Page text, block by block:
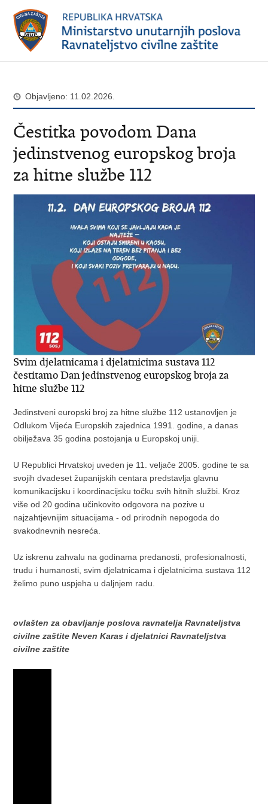
Objavljeno: 11.02.2026.
Čestitka povodom Dana
jedinstvenog europskog broja
za hitne službe 112
Svim djelatnicama i djelatnicima sustava 112
čestitamo Dan jedinstvenog europskog broja za
hitne službe 112
Jedinstveni europski broj za hitne službe 112 ustanovljen je
Odlukom Vijeća Europskih zajednica 1991. godine, a danas
obilježava 35 godina postojanja u Europskoj uniji.
U Republici Hrvatskoj uveden je 11. veljače 2005. godine te sa
svojih dvadeset županijskih centara predstavlja glavnu
komunikacijsku i koordinacijsku točku svih hitnih službi. Kroz
više od 20 godina učinkovito odgovora na pozive u
najzahtjevnijim situacijama - od prirodnih nepogoda do
svakodnevnih nesreća.
Uz iskrenu zahvalu na godinama predanosti, profesionalnosti,
trudu i humanosti, svim djelatnicama i djelatnicima sustava 112
želimo puno uspjeha u daljnjem radu.
ovlašten za obavljanje poslova ravnatelja Ravnateljstva
civilne zaštite Neven Karas i djelatnici Ravnateljstva
civilne zaštite